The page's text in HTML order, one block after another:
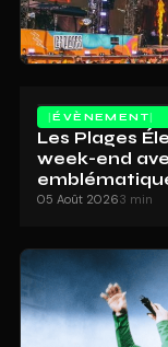
ÉVÈNEMENT
Les Plages
week-end
05 Août 20263 min